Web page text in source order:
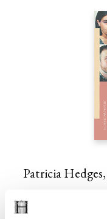
Patricia Hedges,